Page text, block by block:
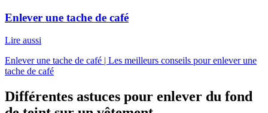
Enlever une tache de café
Lire aussi
Enlever une tache de café | Les meilleurs conseils pour enlever une
tache de café
Différentes astuces pour enlever du fond